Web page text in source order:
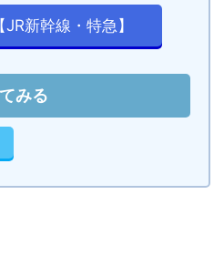
新幹線・特急】
みる